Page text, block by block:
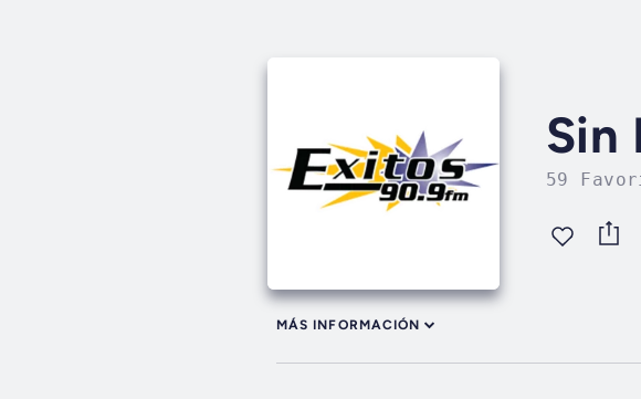
Sin
59
MÁS INFORMACIÓN